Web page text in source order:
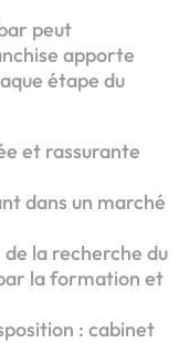
peut
apporte
étape du
et rassurante
dans un marché
la recherche du
la formation et
: cabinet